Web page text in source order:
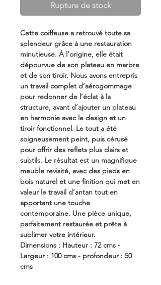
Rupture de stock
Cette coiffeuse a retrouvé toute sa
splendeur grâce à une restauration
minutieuse. À l’origine, elle était
dépourvue de son plateau en marbre
et de son tiroir. Nous avons entrepris
un travail complet d’aérogommage
pour redonner de l’éclat à la
structure, avant d’ajouter un plateau
en harmonie avec le design et un
tiroir fonctionnel. Le tout a été
soigneusement peint, puis cérusé
pour offrir des reflets plus clairs et
subtils. Le résultat est un magnifique
meuble revisité, avec des pieds en
bois naturel et une finition qui met en
valeur le travail d’antan tout en
apportant une touche
contemporaine. Une pièce unique,
parfaitement restaurée et prête à
sublimer votre intérieur.
Dimensions : Hauteur : 72 cms -
Largeur : 100 cms - profondeur : 50
cms